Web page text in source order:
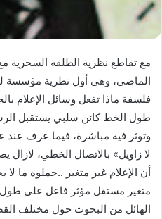
مع تقاطع نظرية الطلقة السحرية مع
الماضي، وهي أول نظرية مؤسسة
فلسفة ماذا تفعل وسائل الإعلام
طول الخط كائن سلبي يستقبل
وتوثر فيه مباشرة، فيما عرف عند
لا زاويل» بالاتصال الخطي، لازال
أن الإعلام غير متغير ..حملوه ما لا
متغير مستقل مؤثر فاعل على طول
الهائل من البحوث حول مختلف